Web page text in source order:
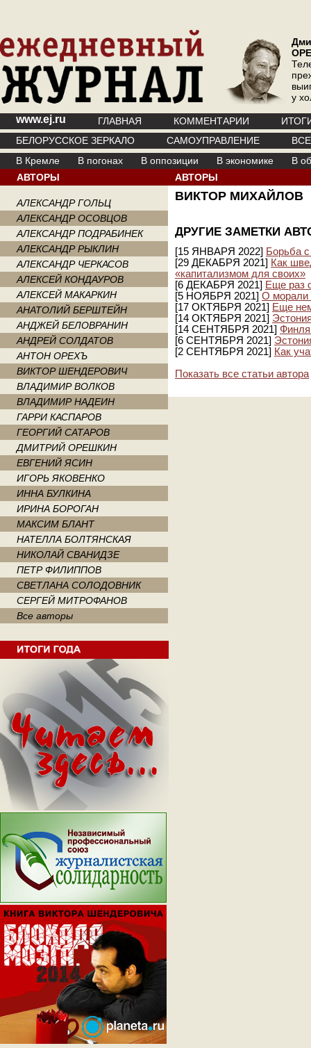
у
www.ej.ru ГЛАВНАЯ КОММЕНТАРИИ
БЕЛОРУССКОЕ ЗЕРКАЛО
САМОУПРАВЛЕНИЕ
В Кремле
В погонах В оппозиции В экономике
В
АВТОРЫ
АЛЕКСАНДР ГОЛЬЦ
АЛЕКСАНДР ОСОВЦОВ
АЛЕКСАНДР ПОДРАБИНЕК
АЛЕКСАНДР РЫКЛИН
АЛЕКСАНДР ЧЕРКАСОВ
АЛЕКСЕЙ КОНДАУРОВ
АЛЕКСЕЙ МАКАРКИН
АНАТОЛИЙ БЕРШТЕЙН
АНДЖЕЙ БЕЛОВРАНИН
АНДРЕЙ СОЛДАТОВ
АНТОН ОРЕХЪ
ВИКТОР ШЕНДЕРОВИЧ
ВЛАДИМИР ВОЛКОВ
ВЛАДИМИР НАДЕИН
ГАРРИ КАСПАРОВ
ГЕОРГИЙ САТАРОВ
ДМИТРИЙ ОРЕШКИН
ЕВГЕНИЙ ЯСИН
ИГОРЬ ЯКОВЕНКО
ИННА БУЛКИНА
ИРИНА БОРОГАН
МАКСИМ БЛАНТ
НАТЕЛЛА БОЛТЯНСКАЯ
НИКОЛАЙ СВАНИДЗЕ
ПЕТР ФИЛИППОВ
СВЕТЛАНА СОЛОДОВНИК
СЕРГЕЙ МИТРОФАНОВ
Все авторы
АВТОРЫ
ВИКТОР МИХАЙЛОВ
ДРУГИЕ ЗАМЕТКИ
[15 ЯНВАРЯ 2022] Борьба
[29 ДЕКАБРЯ 2021] Как
«капитализмом для своих»
[6 ДЕКАБРЯ 2021] Еще раз
[5 НОЯБРЯ 2021] О морали
[17 ОКТЯБРЯ 2021] Еще
[14 ОКТЯБРЯ 2021]
[14 СЕНТЯБРЯ 2021]
[6 СЕНТЯБРЯ 2021]
[2 СЕНТЯБРЯ 2021] Как
Показать все статьи автора